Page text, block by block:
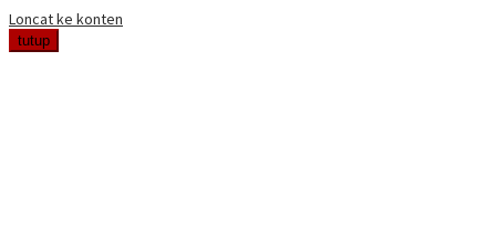
Loncat ke konten
tutup